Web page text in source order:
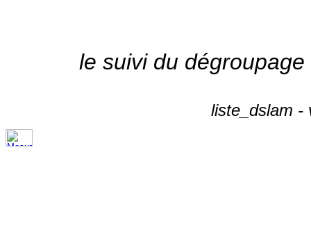
le suivi du
liste_dslam -